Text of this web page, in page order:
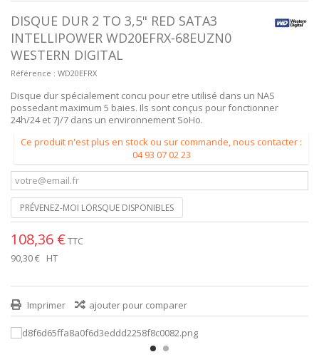
DISQUE DUR 2 TO 3,5" RED SATA3
INTELLIPOWER WD20EFRX-68EUZN0
WESTERN DIGITAL
Référence : WD20EFRX
Disque dur spécialement concu pour etre utilisé dans un NAS
possedant maximum 5 baies. Ils sont conçus pour fonctionner
24h/24 et 7j/7 dans un environnement SoHo.
Ce produit n'est plus en stock ou sur commande, nous contacter :
04 93 07 02 23
PRÉVENEZ-MOI LORSQUE DISPONIBLES
108,36 € TTC
90,30 € HT
Imprimer ajouter pour comparer